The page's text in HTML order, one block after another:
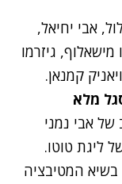
אבי יחיאל,
מישאלוף, גיזרמו
קמנאן.
מלא
אבי נמני
ליגת טוטו.
המטיבציה